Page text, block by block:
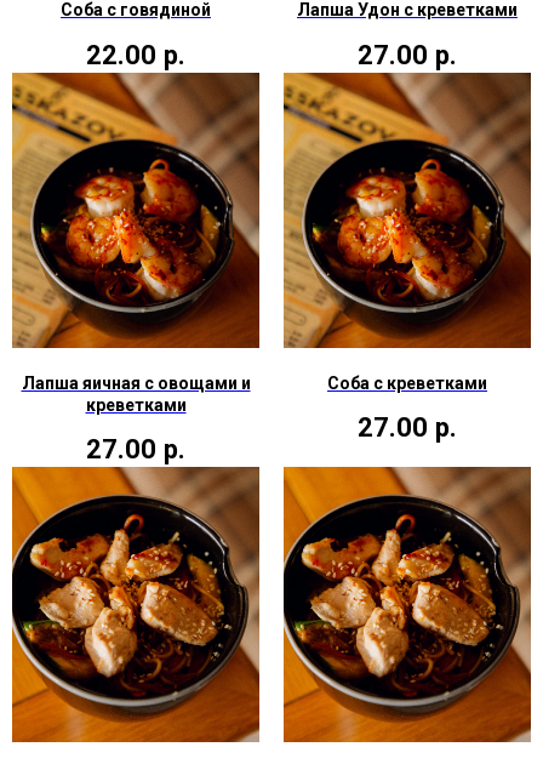
Соба с говядиной
22.00 р.
Лапша Удон с креветками
27.00 р.
Лапша яичная с овощами и
креветками
27.00 р.
Соба с креветками
27.00 р.